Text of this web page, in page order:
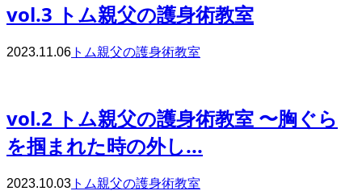
vol.3 トム親父の護身術教室
2023.11.06 トム親父の護身術教室
vol.2 トム親父の護身術教室 〜胸ぐら
を掴まれた時の外し...
2023.10.03 トム親父の護身術教室